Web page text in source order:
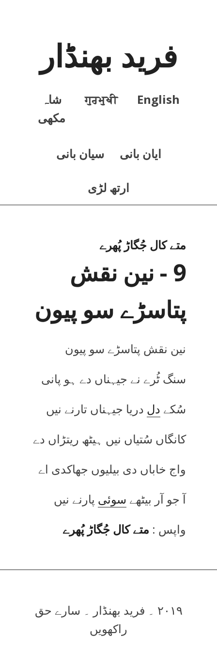
فرید بھنڈار
English
ਗੁਰਮੁਖੀ
شاہ
مکھی
ايان بانی سيان بانی
ارتھ لڑی
متے کال جُگاڑ پُھرے
9 - نین نقش
پتاسڑے سو پیون
نین نقش پتاسڑے سو پیون
سنگ ٹُرے نے جیہناں دے ہو پانی
سُکے دل دریا جیہناں تارنے نیں
کانگاں سُتیاں نیں ہیٹھ ریتڑاں دے
واج خاباں دی بیلیوں جھاکدی اے
آ جو آر بیٹھے سوئی پارنے نیں
واپس : متے کال جُگاڑ پُھرے
۲۰۱۹ ۔ فرید بھنڈار ۔ سارے حق
راکھویں